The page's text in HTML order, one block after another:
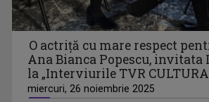
ETNIKULT
O actriţă cu mare respect
Ana Bianca Popescu, invitata
la „Interviurile TVR
miercuri, 26 noiembrie 2025